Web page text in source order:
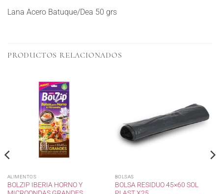
Lana Acero Batuque/Dea 50 grs
PRODUCTOS RELACIONADOS
ALIMENTOS
BOLZIP IBERIA HORNO Y
BOLSAS
BOLSA RESIDUO 45×60 SOL